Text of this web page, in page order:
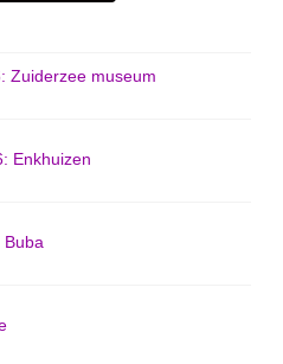
Zuiderzee museum
Enkhuizen
Buba